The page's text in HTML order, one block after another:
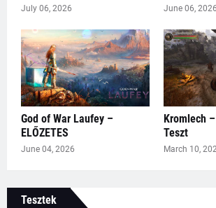
July 06, 2026 June 06, 2026
God of War Laufey –
ELŐZETES
June 04, 2026
Kromlech
Teszt
March 10,
Tesztek